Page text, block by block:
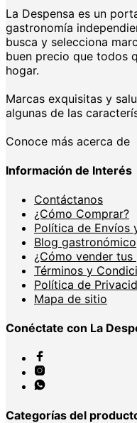
La Despensa es un
gastronomía
busca y selecciona
buen precio que todos
hogar.
Marcas exquisitas y
algunas de las
Conoce más acerca de
Información de Interés
Contáctanos
¿Cómo Comprar?
Política de Envíos
Blog gastronómico
¿Cómo vender
Términos y
Política de
Mapa de sitio
Conéctate con La
Categorías del